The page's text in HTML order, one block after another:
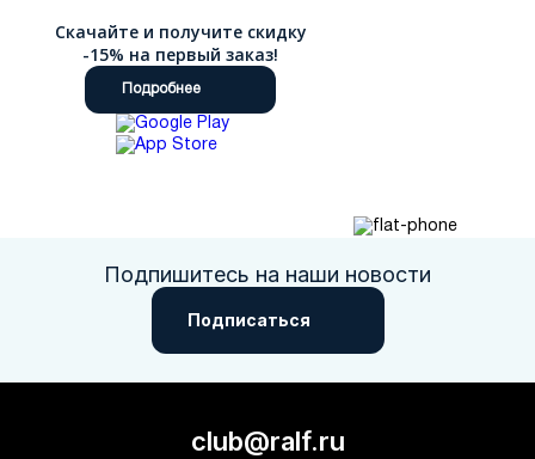
Скачайте и получите скидку
-15% на первый заказ!
Подробнее
Подпишитесь на наши новости
Подписаться
club@ralf.ru